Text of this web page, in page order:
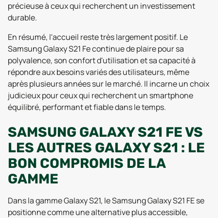
précieuse à ceux qui recherchent un investissement
durable.
En résumé, l'accueil reste très largement positif. Le
Samsung Galaxy S21 Fe continue de plaire pour sa
polyvalence, son confort d'utilisation et sa capacité à
répondre aux besoins variés des utilisateurs, même
après plusieurs années sur le marché. Il incarne un choix
judicieux pour ceux qui recherchent un smartphone
équilibré, performant et fiable dans le temps.
SAMSUNG GALAXY S21 FE VS
LES AUTRES GALAXY S21 : LE
BON COMPROMIS DE LA
GAMME
Dans la gamme Galaxy S21, le Samsung Galaxy S21 FE se
positionne comme une alternative plus accessible,